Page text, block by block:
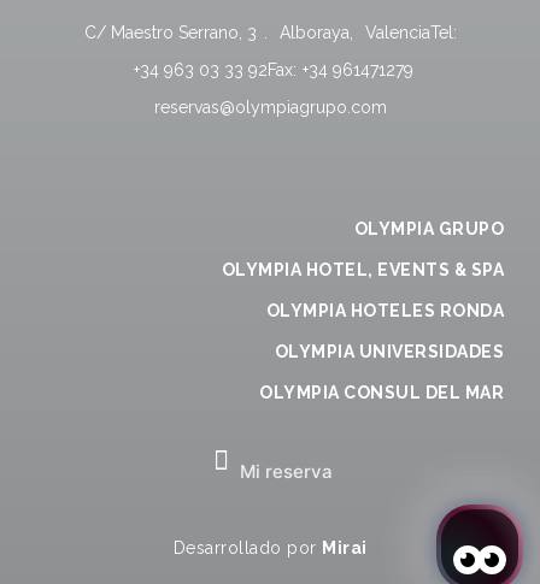
C/ Maestro Serrano, 3 Alboraya ValenciaTel:
+34 963 03 33 92Fax: +34 961471279
reservas@olympiagrupo.com
OLYMPIA GRUPO
OLYMPIA HOTEL, EVENTS & SPA
OLYMPIA HOTELES RONDA
OLYMPIA UNIVERSIDADES
OLYMPIA CONSUL DEL MAR
Mi reserva
Desarrollado por Mirai